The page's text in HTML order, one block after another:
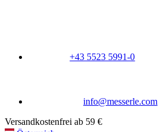
+43 5523 5991-0
info@messerle.com
Versandkostenfrei ab 59 €